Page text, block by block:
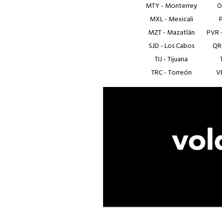
MTY - Monterrey
MXL - Mexicali
MZT - Mazatlán
SJD - Los Cabos
TIJ - Tijuana
TRC - Torreón